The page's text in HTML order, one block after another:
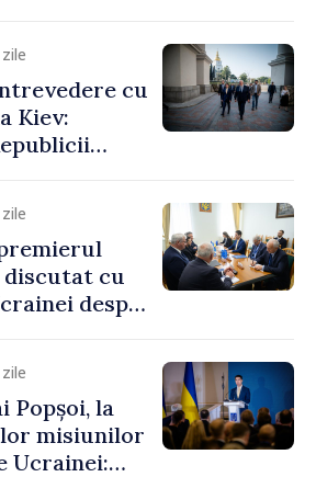
cu
Kiev:
discutat cu
despre
și
Popșoi, la
misiunilor
Ucrainei: